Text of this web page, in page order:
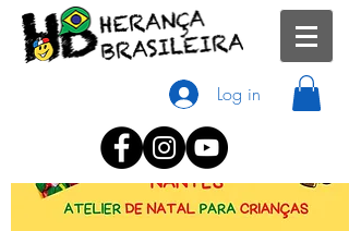
Log in